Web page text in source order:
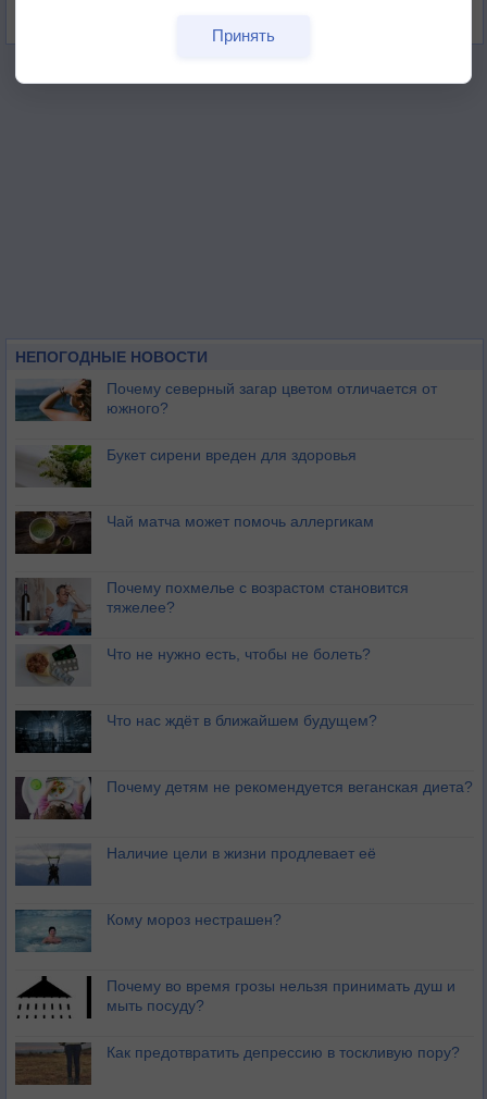
НЕПОГОДНЫЕ НОВОСТИ
Почему северный загар цветом отличается от
южного?
Букет сирени вреден для здоровья
Чай матча может помочь аллергикам
Почему похмелье с возрастом становится
тяжелее?
Что не нужно есть, чтобы не болеть?
Что нас ждёт в ближайшем будущем?
Почему детям не рекомендуется веганская диета?
Наличие цели в жизни продлевает её
Кому мороз нестрашен?
Почему во время грозы нельзя принимать душ и
мыть посуду?
Как предотвратить депрессию в тоскливую пору?
Принять